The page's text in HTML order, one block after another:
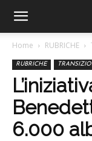
Home RUBRICHE
RUBRICHE
6.000